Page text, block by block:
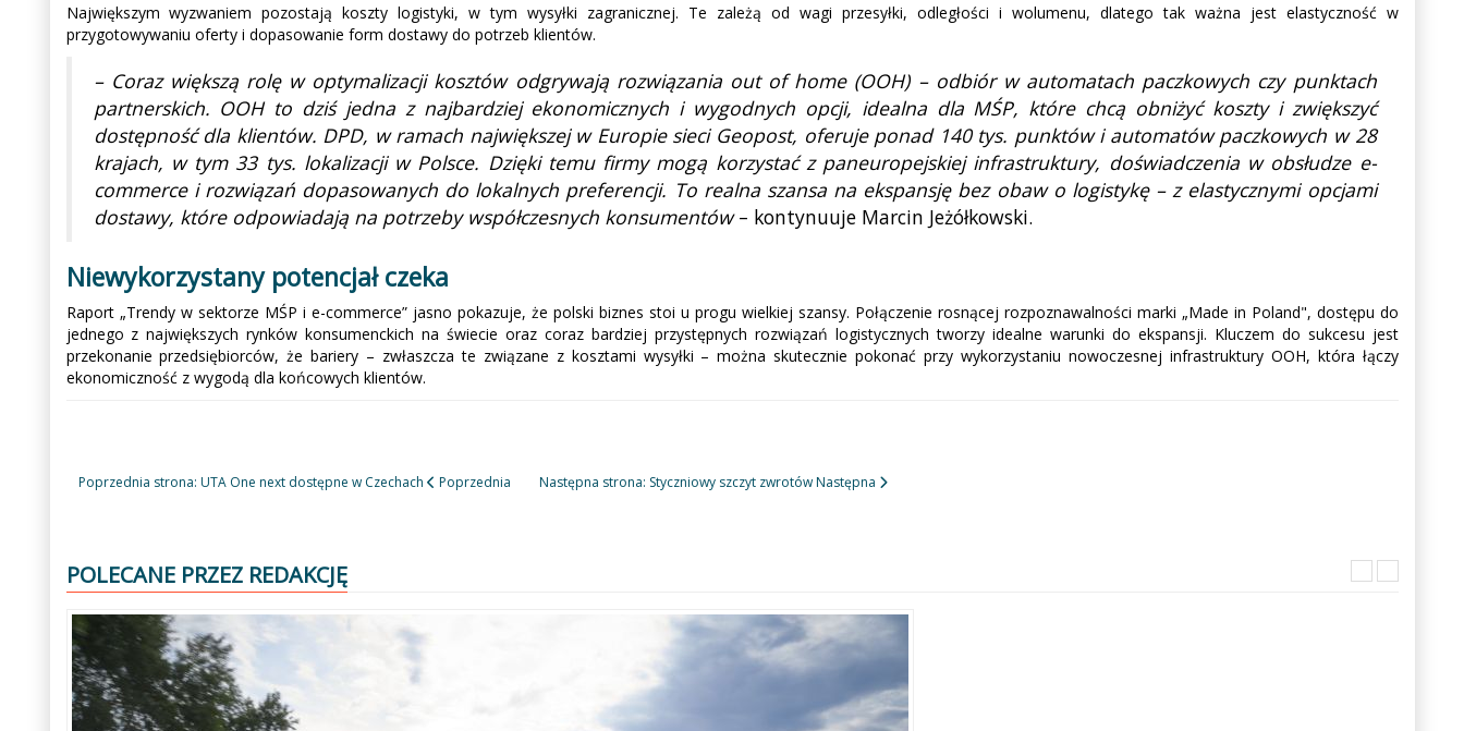
Największym wyzwaniem pozostają koszty logistyki, w tym wysyłki zagranicznej. Te zależą od wagi przesyłki, odległości i wolumenu, dlatego tak ważna jest elastyczność w
przygotowywaniu oferty i dopasowanie form dostawy do potrzeb klientów.
– Coraz większą rolę w optymalizacji kosztów odgrywają rozwiązania out of home (OOH) – odbiór w automatach paczkowych czy punktach
partnerskich. OOH to dziś jedna z najbardziej ekonomicznych i wygodnych opcji, idealna dla MŚP, które chcą obniżyć koszty i zwiększyć
dostępność dla klientów. DPD, w ramach największej w Europie sieci Geopost, oferuje ponad 140 tys. punktów i automatów paczkowych w 28
krajach, w tym 33 tys. lokalizacji w Polsce. Dzięki temu firmy mogą korzystać z paneuropejskiej infrastruktury, doświadczenia w obsłudze e-
commerce i rozwiązań dopasowanych do lokalnych preferencji. To realna szansa na ekspansję bez obaw o logistykę – z elastycznymi opcjami
dostawy, które odpowiadają na potrzeby współczesnych konsumentów– kontynuuje Marcin Jeżółkowski.
Niewykorzystany potencjał czeka
Raport „Trendy w sektorze MŚP i e-commerce” jasno pokazuje, że polski biznes stoi u progu wielkiej szansy. Połączenie rosnącej rozpoznawalności marki „Made in Poland", dostępu do
jednego z największych rynków konsumenckich na świecie oraz coraz bardziej przystępnych rozwiązań logistycznych tworzy idealne warunki do ekspansji. Kluczem do sukcesu jest
przekonanie przedsiębiorców, że bariery – zwłaszcza te związane z kosztami wysyłki – można skutecznie pokonać przy wykorzystaniu nowoczesnej infrastruktury OOH, która łączy
ekonomiczność z wygodą dla końcowych klientów.
Poprzednia strona: UTA One next dostępne w Czechach Poprzednia Następna strona: Styczniowy szczyt zwrotówNastępna
POLECANE PRZEZ REDAKCJĘ
Poprzedni
Następny